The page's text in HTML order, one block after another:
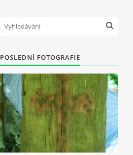
POSLEDNÍ FOTOGRAFIE